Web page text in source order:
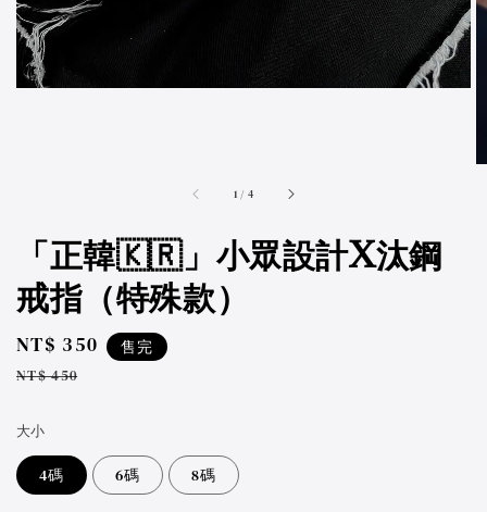
1 / accessibility.of
4
「正韓🇰🇷」小眾設計X汰鋼
戒指（特殊款）
Sale
price
NT$ 350
Regular
NT$ 450
售完
大小
4碼 6碼 8碼